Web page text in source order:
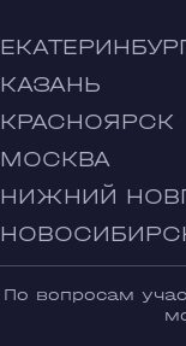
КАЗАНЬ
КРАСНОЯРСК
МОСКВА
НИЖНИЙ
По вопросам